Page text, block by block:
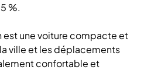
%.
est une voiture compacte et
ville et les déplacements
confortable et